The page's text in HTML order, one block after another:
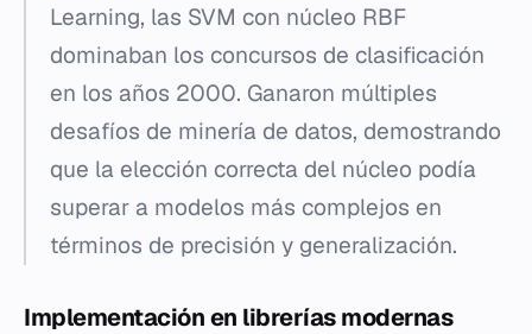
Learning, las SVM con núcleo RBF
dominaban los concursos de clasificación
en los años 2000. Ganaron múltiples
desafíos de minería de datos, demostrando
que la elección correcta del núcleo podía
superar a modelos más complejos en
términos de precisión y generalización.
Implementación en librerías modernas